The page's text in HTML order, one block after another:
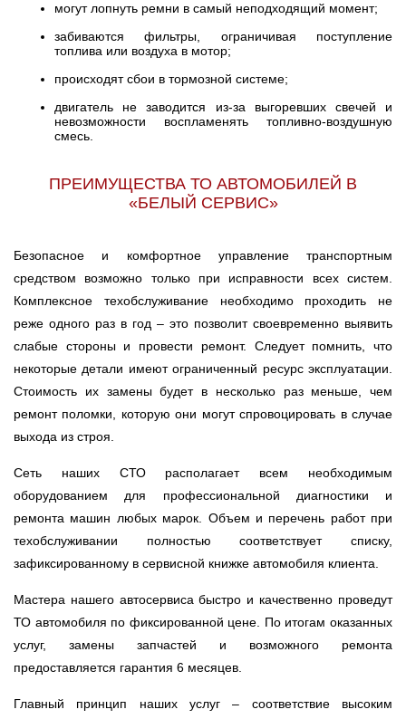
могут лопнуть ремни в самый неподходящий момент;
забиваются фильтры, ограничивая поступление
топлива или воздуха в мотор;
происходят сбои в тормозной системе;
двигатель не заводится из-за выгоревших свечей и
невозможности воспламенять топливно-воздушную
смесь.
ПРЕИМУЩЕСТВА ТО АВТОМОБИЛЕЙ В
«БЕЛЫЙ СЕРВИС»
Безопасное и комфортное управление транспортным
средством возможно только при исправности всех систем.
Комплексное техобслуживание необходимо проходить не
реже одного раз в год – это позволит своевременно выявить
слабые стороны и провести ремонт. Следует помнить, что
некоторые детали имеют ограниченный ресурс эксплуатации.
Стоимость их замены будет в несколько раз меньше, чем
ремонт поломки, которую они могут спровоцировать в случае
выхода из строя.
Сеть наших СТО располагает всем необходимым
оборудованием для профессиональной диагностики и
ремонта машин любых марок. Объем и перечень работ при
техобслуживании полностью соответствует списку,
зафиксированному в сервисной книжке автомобиля клиента.
Мастера нашего автосервиса быстро и качественно проведут
ТО автомобиля по фиксированной цене. По итогам оказанных
услуг, замены запчастей и возможного ремонта
предоставляется гарантия 6 месяцев.
Главный принцип наших услуг – соответствие высоким